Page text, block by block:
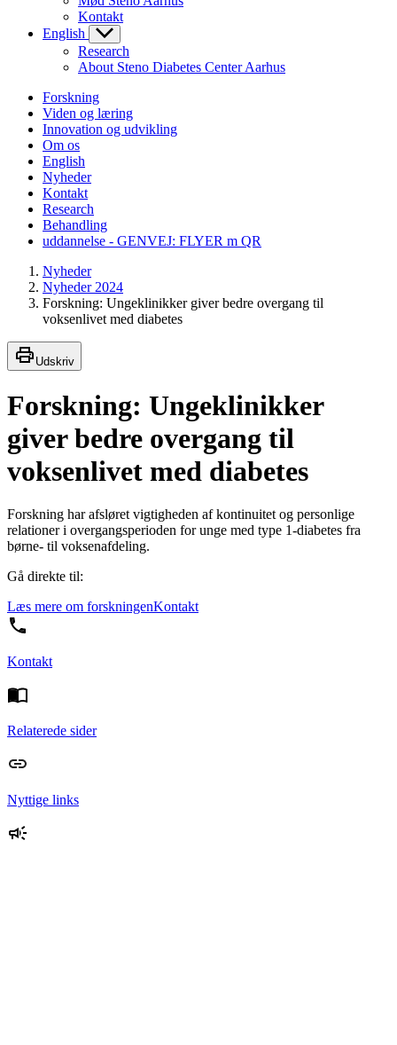
Kontakt
English
Research
About Steno Diabetes Center Aarhus
Forskning
Viden og læring
Innovation og udvikling
Om os
English
Nyheder
Kontakt
Research
Behandling
uddannelse - GENVEJ: FLYER m QR
Nyheder
Nyheder 2024
Forskning: Ungeklinikker giver bedre overgang til
voksenlivet med diabetes
Udskriv
Forskning: Ungeklinikker
giver bedre overgang til
voksenlivet med diabetes
Forskning har afsløret vigtigheden af kontinuitet og personlige
relationer i overgangsperioden for unge med type 1-diabetes fra
børne- til voksenafdeling.
Gå direkte til:
Læs mere om forskningenKontakt
Kontakt
Relaterede sider
Nyttige links